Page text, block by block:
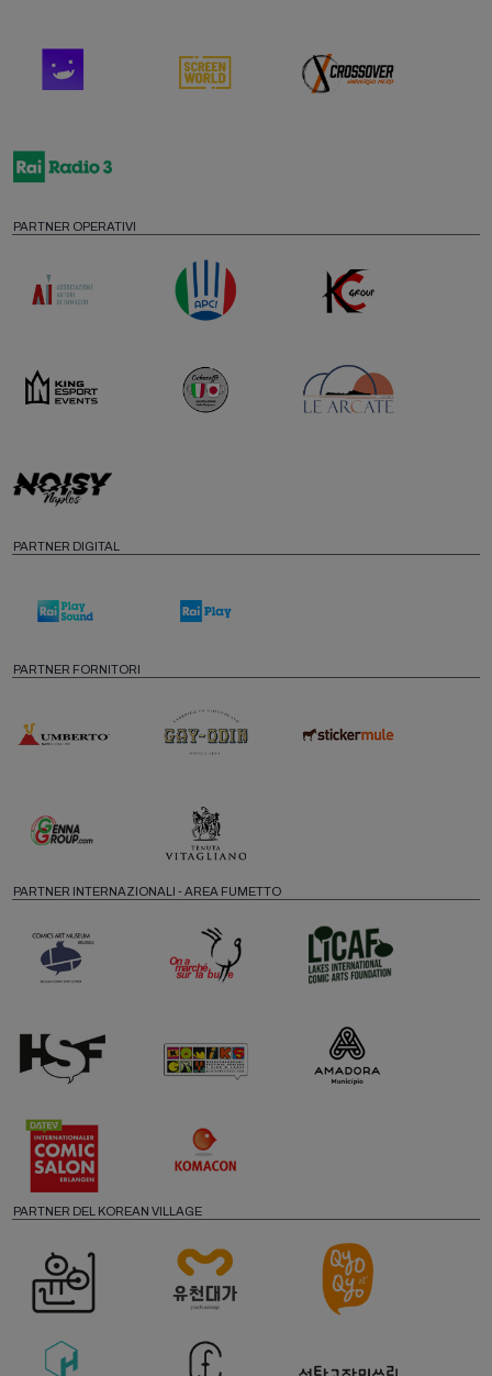
PARTNER OPERATIVI
PARTNER DIGITAL
PARTNER FORNITORI
PARTNER INTERNAZIONALI - AREA FUMETTO
PARTNER DEL KOREAN VILLAGE